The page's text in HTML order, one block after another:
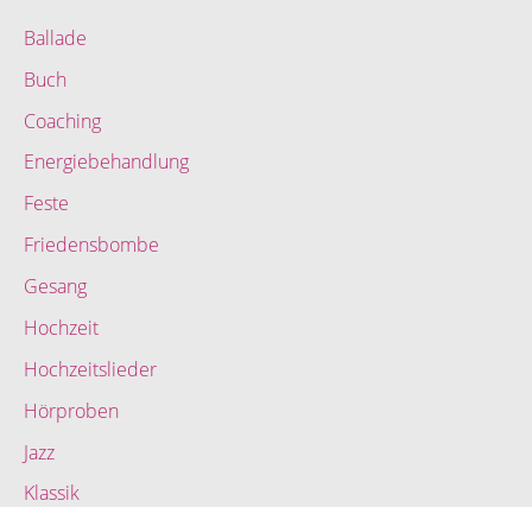
Ballade
Buch
Coaching
Energiebehandlung
Feste
Friedensbombe
Gesang
Hochzeit
Hochzeitslieder
Hörproben
Jazz
Klassik